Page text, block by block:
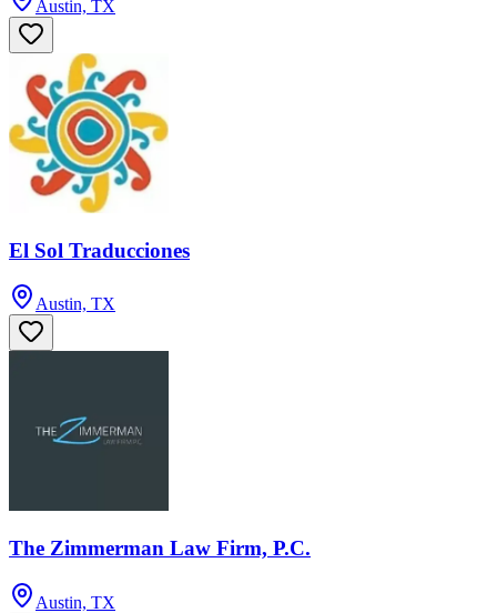
Austin, TX
El Sol Traducciones
Austin, TX
The Zimmerman Law Firm, P.C.
Austin, TX